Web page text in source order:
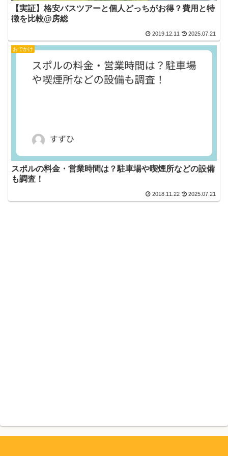
【実証】格安バスツアーと個人どっちがお得？費用と特
徴を比較@房総
2019.12.11 2025.07.21
おでかけ
スポルの料金・営業時間は？駐車場や喫煙所などの設備
も調査！
2018.11.22 2025.07.21